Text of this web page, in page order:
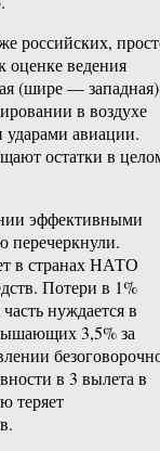
российских,
оценке ведения
(шире — западная)
в воздухе
авиации.
остатки в
эффективными
перечеркнули.
в странах НАТО
Потери в 1%
нуждается в
3,5% за
в 3 вылета в
теряет